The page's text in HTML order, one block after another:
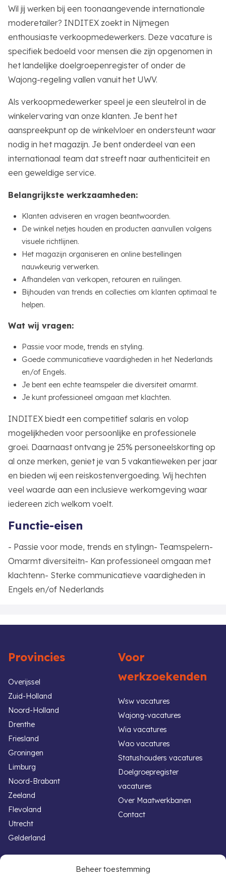
Beheer toestemming
Wil jij werken bij een toonaangevende internationale
moderetailer? INDITEX zoekt in Nijmegen
enthousiaste verkoopmedewerkers. Deze vacature is
specifiek bedoeld voor mensen die zijn opgenomen in
het landelijke doelgroepenregister of onder de
Wajong-regeling vallen vanuit het UWV.
Als verkoopmedewerker speel je een sleutelrol in de
winkelervaring van onze klanten. Je bent het
aanspreekpunt op de winkelvloer en ondersteunt waar
nodig in het magazijn. Je bent onderdeel van een
internationaal team dat streeft naar authenticiteit en
een geweldige service.
Belangrijkste werkzaamheden:
Klanten adviseren en vragen beantwoorden.
De winkel netjes houden en producten aanvullen volgens
visuele richtlijnen.
Het magazijn organiseren en online bestellingen
nauwkeurig verwerken.
Afhandelen van verkopen, retouren en ruilingen.
Bijhouden van trends en collecties om klanten optimaal te
helpen.
Wat wij vragen:
Passie voor mode, trends en styling.
Goede communicatieve vaardigheden in het Nederlands
en/of Engels.
Je bent een echte teamspeler die diversiteit omarmt.
Je kunt professioneel omgaan met klachten.
INDITEX biedt een competitief salaris en volop
mogelijkheden voor persoonlijke en professionele
groei. Daarnaast ontvang je 25% personeelskorting op
al onze merken, geniet je van 5 vakantieweken per jaar
en bieden wij een reiskostenvergoeding. Wij hechten
veel waarde aan een inclusieve werkomgeving waar
iedereen zich welkom voelt.
Functie-eisen
- Passie voor mode, trends en stylingn- Teamspelern-
Omarmt diversiteitn- Kan professioneel omgaan met
klachtenn- Sterke communicatieve vaardigheden in
Engels en/of Nederlands
Provincies
Overijssel
Zuid-Holland
Noord-Holland
Drenthe
Friesland
Groningen
Limburg
Noord-Brabant
Zeeland
Flevoland
Utrecht
Gelderland
Voor
werkzoekenden
Wsw vacatures
Wajong-vacatures
Wia vacatures
Wao vacatures
Statushouders vacatures
Doelgroepregister
vacatures
Over Maatwerkbanen
Contact
Handige links Voor werkgevers